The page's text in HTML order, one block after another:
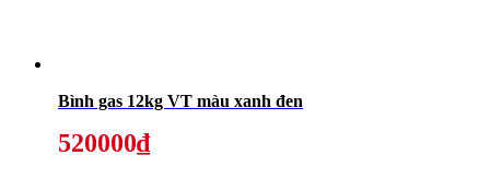
Bình gas 12kg VT màu xanh đen
520000₫